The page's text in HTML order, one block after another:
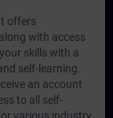
offers
with access
skills with a
self-learning.
an account
to all self-